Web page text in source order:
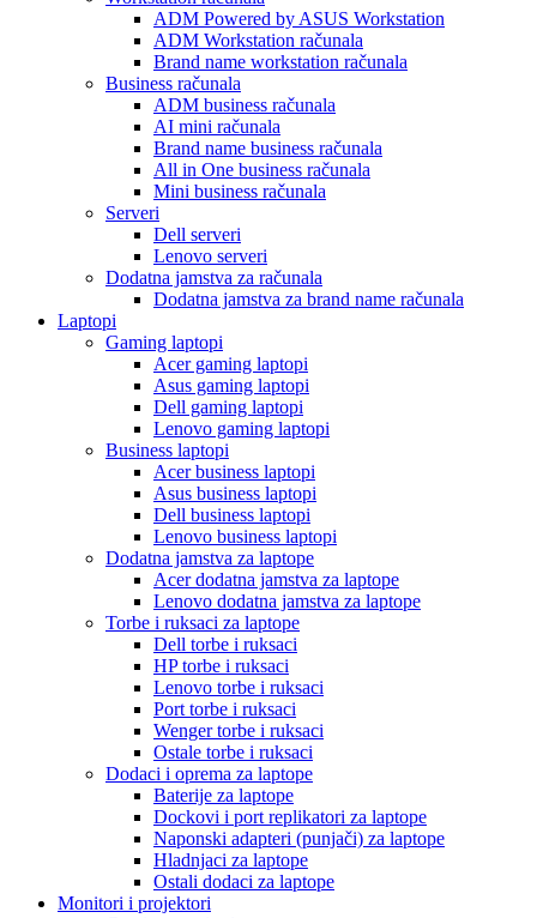
ADM Powered by ASUS Workstation
ADM Workstation računala
Brand name workstation računala
Business računala
ADM business računala
AI mini računala
Brand name business računala
All in One business računala
Mini business računala
Serveri
Dell serveri
Lenovo serveri
Dodatna jamstva za računala
Dodatna jamstva za brand name računala
Laptopi
Gaming laptopi
Acer gaming laptopi
Asus gaming laptopi
Dell gaming laptopi
Lenovo gaming laptopi
Business laptopi
Acer business laptopi
Asus business laptopi
Dell business laptopi
Lenovo business laptopi
Dodatna jamstva za laptope
Acer dodatna jamstva za laptope
Lenovo dodatna jamstva za laptope
Torbe i ruksaci za laptope
Dell torbe i ruksaci
HP torbe i ruksaci
Lenovo torbe i ruksaci
Port torbe i ruksaci
Wenger torbe i ruksaci
Ostale torbe i ruksaci
Dodaci i oprema za laptope
Baterije za laptope
Dockovi i port replikatori za laptope
Naponski adapteri (punjači) za laptope
Hladnjaci za laptope
Ostali dodaci za laptope
Monitori i projektori